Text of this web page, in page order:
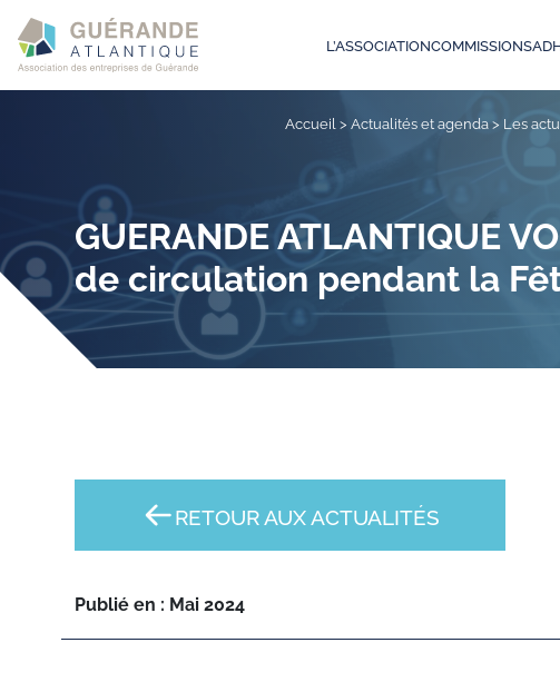
L’ASSOCIATIONCOMMISSIONS
Accueil > Actualités et agenda> Les
GUERANDE ATLANTIQUE
de circulation pendant la
RETOUR AUX ACTUALITÉS
Publié en : Mai 2024